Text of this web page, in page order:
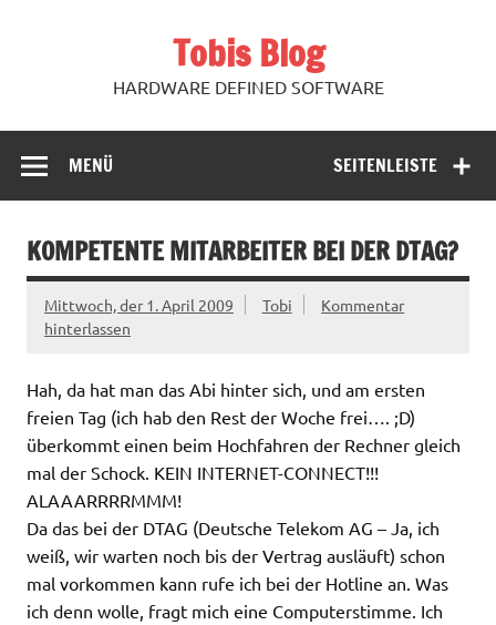
Tobis Blog
HARDWARE DEFINED SOFTWARE
SEITENLEISTE
MENÜ
KOMPETENTE MITARBEITER BEI DER DTAG?
Mittwoch, der 1. April 2009 Tobi
Kommentar
hinterlassen
Hah, da hat man das Abi hinter sich, und am ersten
freien Tag (ich hab den Rest der Woche frei…. ;D)
überkommt einen beim Hochfahren der Rechner gleich
mal der Schock. KEIN INTERNET-CONNECT!!!
ALAAARRRRMMM!
Da das bei der DTAG (Deutsche Telekom AG – Ja, ich
weiß, wir warten noch bis der Vertrag ausläuft) schon
mal vorkommen kann rufe ich bei der Hotline an. Was
ich denn wolle, fragt mich eine Computerstimme. Ich